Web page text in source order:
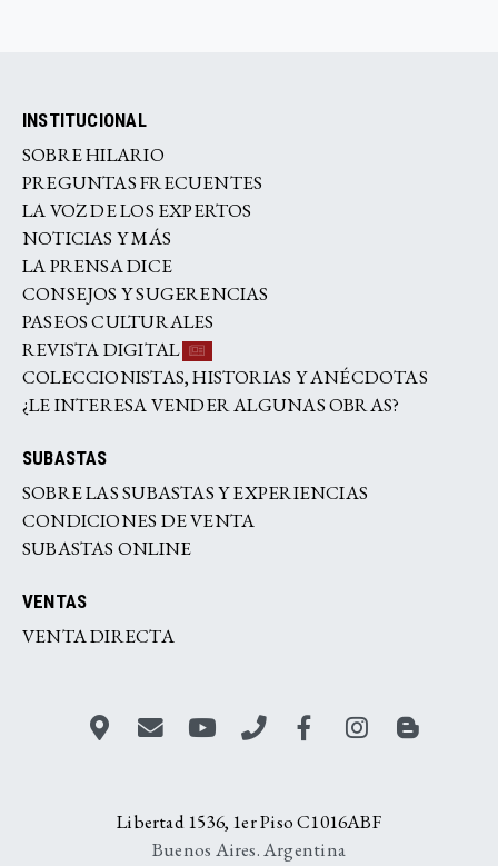
INSTITUCIONAL
SOBRE HILARIO
PREGUNTAS FRECUENTES
LA VOZ DE LOS EXPERTOS
NOTICIAS Y MÁS
LA PRENSA DICE
CONSEJOS Y SUGERENCIAS
PASEOS CULTURALES
REVISTA DIGITAL
COLECCIONISTAS, HISTORIAS Y ANÉCDOTAS
¿LE INTERESA VENDER ALGUNAS OBRAS?
SUBASTAS
SOBRE LAS SUBASTAS Y EXPERIENCIAS
CONDICIONES DE VENTA
SUBASTAS ONLINE
VENTAS
VENTA DIRECTA
Libertad 1536, 1er Piso C1016ABF
Buenos Aires. Argentina